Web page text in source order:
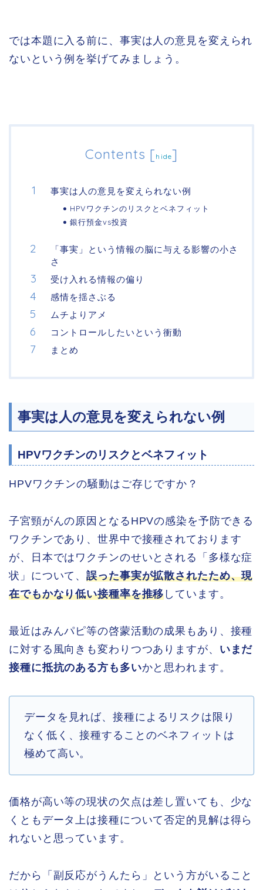
では本題に入る前に、事実は人の意見を変えられ
ないという例を挙げてみましょう。
Contents [hide]
事実は人の意見を変えられない例
HPVワクチンのリスクとベネフィット
銀行預金vs投資
「事実」という情報の脳に与える影響の小さ
さ
受け入れる情報の偏り
感情を揺さぶる
ムチよりアメ
コントロールしたいという衝動
まとめ
事実は人の意見を変えられない例
HPVワクチンのリスクとベネフィット
HPVワクチンの騒動はご存じですか？
子宮頸がんの原因となるHPVの感染を予防できる
ワクチンであり、世界中で接種されております
が、日本ではワクチンのせいとされる「多様な症
状」について、誤った事実が拡散されたため、現
在でもかなり低い接種率を推移 しています。
最近はみんパピ等の啓蒙活動の成果もあり、接種
に対する風向きも変わりつつありますが、 いまだ
接種に抵抗のある方も多いかと思われます。
データを見れば、接種によるリスクは限り
なく低く、接種することのベネフィットは
極めて高い。
価格が高い等の現状の欠点は差し置いても、少な
くともデータ上は接種について否定的見解は得ら
れないと思っています。
だから「副反応がうんたら」という方がいること